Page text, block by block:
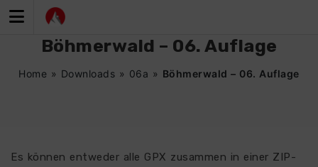
Inhalt
Böhmerwald – 06. Auflage
Home » Downloads » 06a » Böhmerwald – 06. Auflage
Es können entweder alle GPX zusammen in einer ZIP-